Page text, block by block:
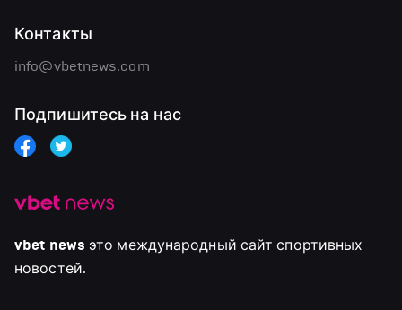
vbet news это международный сайт спортивных
новостей.
Контакты
info@vbetnews.com
Подпишитесь на нас